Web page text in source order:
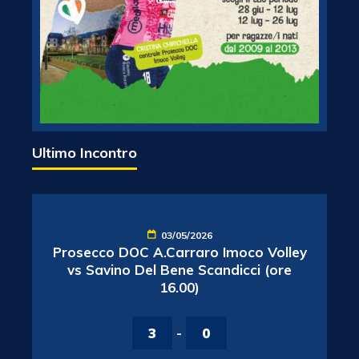
Ultimo Incontro
03/05/2026
Prosecco DOC A.Carraro Imoco Volley
vs Savino Del Bene Scandicci (ore
16.00)
3 - 0